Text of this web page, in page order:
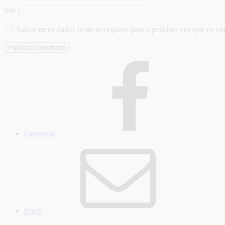
Site
Salvar meus dados neste navegador para a próxima vez que eu
Facebook
Email